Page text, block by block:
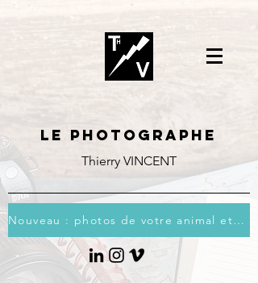
Le photographe
Thierry VINCENT
Nouveau : photos de votre animal et vous